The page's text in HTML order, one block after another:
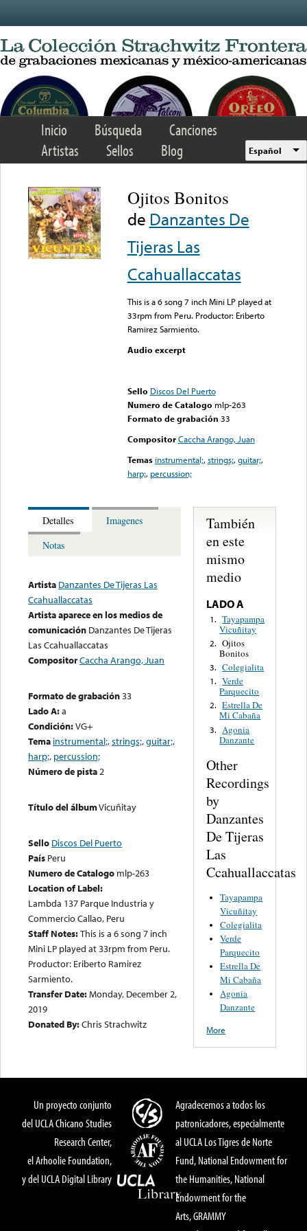
Inicio Búsqueda
Canciones
Artistas
Sellos Blog Español
Ojitos Bonitos
de Danzantes De
Tijeras Las
Ccahuallaccatas
This is a 6 song 7 inch Mini LP played at
33rpm from Peru. Productor: Eriberto
Ramirez Sarmiento.
Audio excerpt
Sello Discos Del Puerto
Numero de Catalogo mlp-263
Formato de grabación 33
Compositor Caccha Arango, Juan
Temas instrumental;,strings;,guitar;,
harp;, percussion;
Detalles
Imagenes
Notas
Artista Danzantes De Tijeras Las
Ccahuallaccatas
Artista aparece en los medios de
comunicación Danzantes De Tijeras
Las Ccahuallaccatas
CompositorCaccha Arango, Juan
Formato de grabación33
Lado A:a
Condición:VG+
Tema instrumental;,strings;,guitar;,
harp;, percussion;
Número de pista2
Título del álbumVicuñitay
Sello Discos Del Puerto
País Peru
Numero de Catalogo mlp-263
Location of Label:
Lambda 137 Parque Industria y
Commercio Callao, Peru
Staff Notes:This is a 6 song 7 inch
Mini LP played at 33rpm from Peru.
Productor: Eriberto Ramirez
Sarmiento.
Transfer Date:Monday, December 2,
2019
Donated By:Chris Strachwitz
También
en este
mismo
medio
LADO A
1. Tayapampa
Vicuñitay
2. Ojitos
Bonitos
3. Colegialita
1. Verde
Parquecito
2. Estrella De
Mi Cabaña
3. Agonia
Danzante
Other
Recordings
by
Danzantes
De Tijeras
Las
Ccahuallaccatas
Tayapampa
Vicuñitay
Colegialita
Verde
Parquecito
Estrella De
Mi Cabaña
Agonia
Danzante
More
Un proyecto conjunto
del UCLA Chicano Studies
Research Center,
el Arhoolie Foundation,
y del UCLA Digital Library
Agradecemos a todos los
patronicadores, especialmente
al UCLA Los Tigres de Norte
Fund, National Endowment for
the Humanities, National
Endowment for the
Arts, GRAMMY